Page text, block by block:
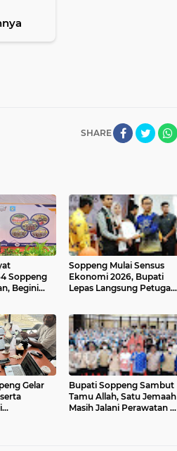
SHARE
Soppeng
Begini
Soppeng Mulai Sensus
Ekonomi 2026, Bupati
Lepas Langsung Petugas
Gelar
Bupati Soppeng Sambut
Tamu Allah, Satu Jemaah
Masih Jalani Perawatan di